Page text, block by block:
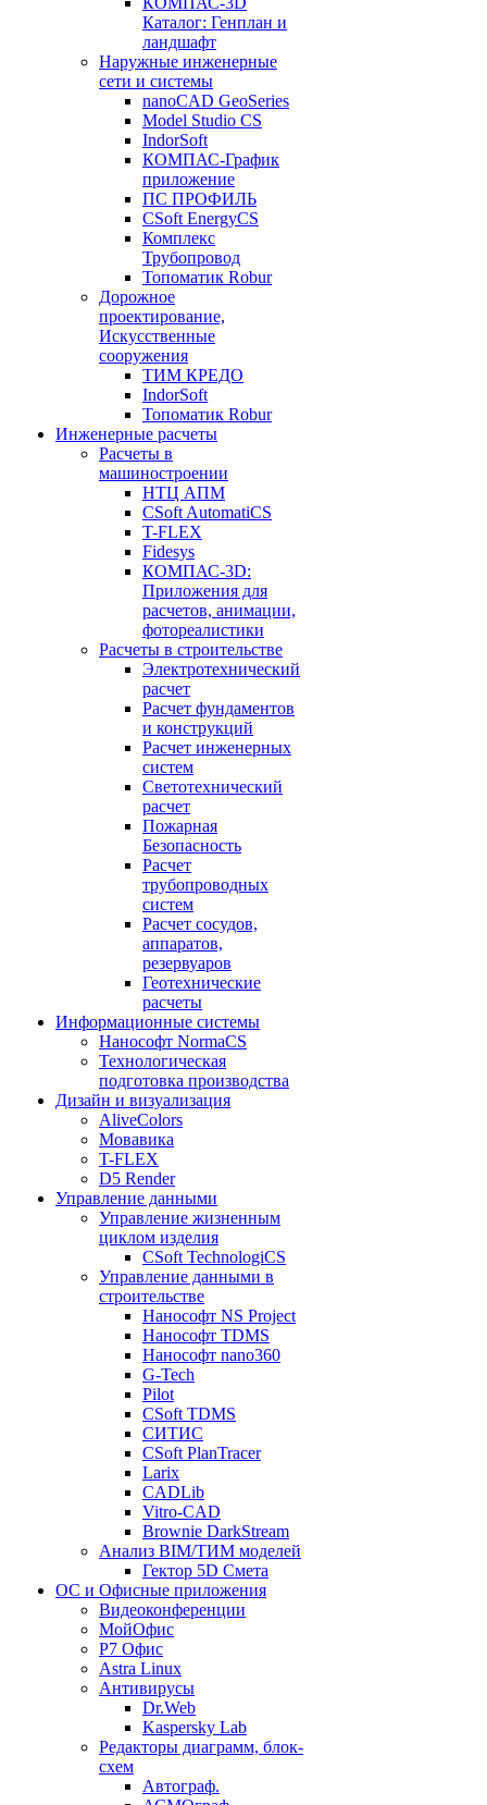
Каталог: Генплан и
ландшафт
Наружные инженерные
сети и системы
nanoCAD GeoSeries
Model Studio CS
IndorSoft
КОМПАС-График
приложение
ПС ПРОФИЛЬ
CSoft EnergyCS
Комплекс
Трубопровод
Топоматик Robur
Дорожное
проектирование,
Искусственные
сооружения
ТИМ КРЕДО
IndorSoft
Топоматик Robur
Инженерные расчеты
Расчеты в
машиностроении
НТЦ АПМ
CSoft AutomatiCS
T-FLEX
Fidesys
КОМПАС-3D:
Приложения для
расчетов, анимации,
фотореалистики
Расчеты в строительстве
Электротехнический
расчет
Расчет фундаментов
и конструкций
Расчет инженерных
систем
Светотехнический
расчет
Пожарная
Безопасность
Расчет
трубопроводных
систем
Расчет сосудов,
аппаратов,
резервуаров
Геотехнические
расчеты
Информационные системы
Нанософт NormaCS
Технологическая
подготовка производства
Дизайн и визуализация
AliveColors
Мовавика
T-FLEX
D5 Render
Управление данными
Управление жизненным
циклом изделия
CSoft TechnologiCS
Управление данными в
строительстве
Нанософт NS Project
Нанософт TDMS
Нанософт nano360
G-Tech
Pilot
CSoft TDMS
СИТИС
CSoft PlanTracer
Larix
CADLib
Vitro-CAD
Brownie DarkStream
Анализ BIM/ТИМ моделей
Гектор 5D Смета
ОС и Офисные приложения
Видеоконференции
МойОфис
P7 Офис
Astra Linux
Антивирусы
Dr.Web
Kaspersky Lab
Редакторы диаграмм, блок-
схем
Автограф.